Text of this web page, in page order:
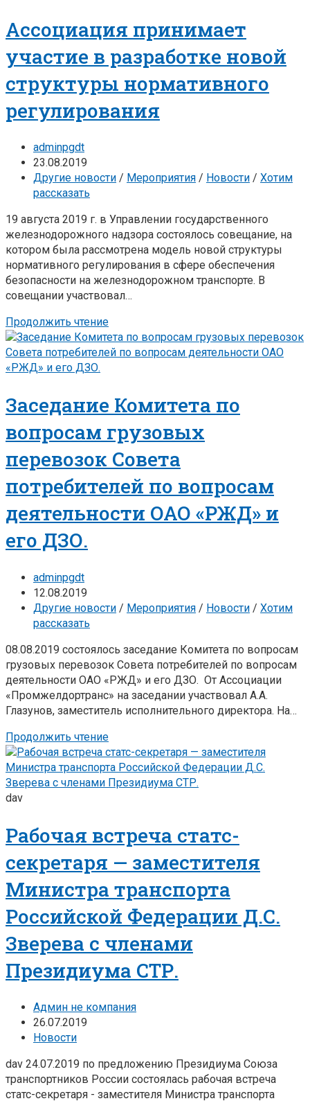
Ассоциация принимает
участие в разработке новой
структуры нормативного
регулирования
adminpgdt
23.08.2019
Другие новости / Мероприятия / Новости / Хотим
рассказать
19 августа 2019 г. в Управлении государственного
железнодорожного надзора состоялось совещание, на
котором была рассмотрена модель новой структуры
нормативного регулирования в сфере обеспечения
безопасности на железнодорожном транспорте. В
совещании участвовал…
Продолжить чтение
Заседание Комитета по
вопросам грузовых
перевозок Совета
потребителей по вопросам
деятельности ОАО «РЖД» и
его ДЗО.
adminpgdt
12.08.2019
Другие новости / Мероприятия / Новости / Хотим
рассказать
08.08.2019 состоялось заседание Комитета по вопросам
грузовых перевозок Совета потребителей по вопросам
деятельности ОАО «РЖД» и его ДЗО. От Ассоциации
«Промжелдортранс» на заседании участвовал А.А.
Глазунов, заместитель исполнительного директора. На…
Продолжить чтение
dav
Рабочая встреча статс-
секретаря — заместителя
Министра транспорта
Российской Федерации Д.С.
Зверева с членами
Президиума СТР.
Админ не компания
26.07.2019
Новости
dav 24.07.2019 по предложению Президиума Союза
транспортников России состоялась рабочая встреча
статс-секретаря - заместителя Министра транспорта